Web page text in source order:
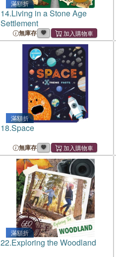
滿額折
14.Living in a Stone Age
Settlement
無庫存
滿額折
18.Space
無庫存
滿額折
22.Exploring the Woodland